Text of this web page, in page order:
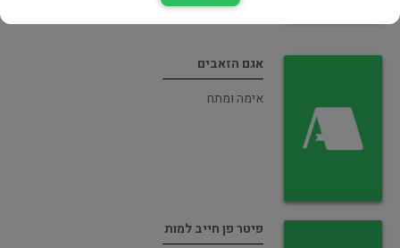
אגם הזאבים
אימה ומתח
פיטר פן חייב למות